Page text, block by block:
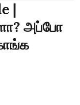
|
அப்போ